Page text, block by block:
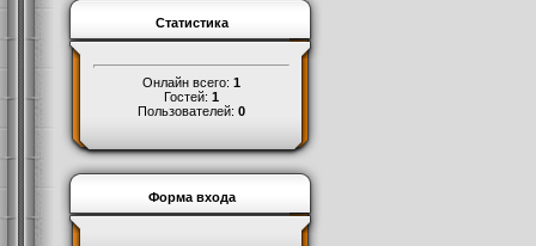
Статистика
Онлайн всего: 1
Гостей: 1
Пользователей: 0
Форма входа